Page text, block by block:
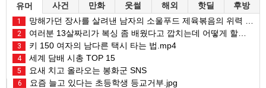
유머 사건 만화 웃썰 해외 핫딜 후방
1 망해가던 장사를 살려낸 남자의 소울푸드 제육볶음의 위력 ㅋㅋ
2 여러분 13살짜리가 복싱 좀 배웠다고 깝치는데 어떻게 할까요?
3 키 150 여자의 남다른 택시 타는 법.mp4
4 세계 담배 시총 TOP 15
5 요새 치고 올라오는 봉화군 SNS
6 요즘 늘고 있다는 초등학생 등교거부.jpg